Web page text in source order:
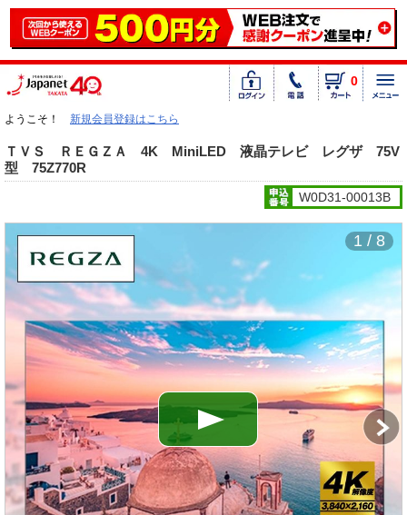
0
ようこそ！ 新規会員登録はこちら
ＴＶＳ ＲＥＧＺＡ 4K MiniLED 液晶テレビ レグザ 75V
型 75Z770R
W0D31-00013B
1 / 8